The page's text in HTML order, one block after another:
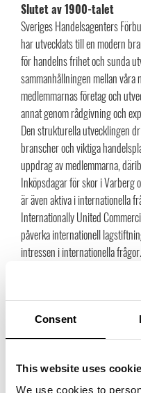
Consent
This website uses
We use cookies to
Slutet av 1900-talet
Sveriges Handelsagenters
har utvecklats till en modern
för handelns frihet och sunda
sammanhållningen mellan våra
medlemmarnas företag och
annat genom rådgivning och
Den strukturella utvecklingen
branscher och viktiga
uppdrag av medlemmarna,
Inköpsdagar för skor i Varberg
är även aktiva i internationella
Internationally United
påverka internationell
intressen i internationella frågor.
Preview Fabrics &
och produktion för våra
Stockholm. Denna tid
träffa sina leverantörer tätare